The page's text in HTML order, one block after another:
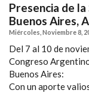
Presencia de
Buenos Aires,
Miércoles, Noviembre 8,
Del 7 al 10 de
Congreso
Buenos Aires:
Con un aporte